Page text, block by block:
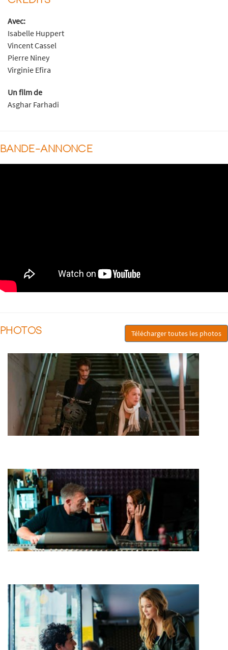
Avec:
Isabelle Huppert
Vincent Cassel
Pierre Niney
Virginie Efira
Un film de
Asghar Farhadi
BANDE-ANNONCE
PHOTOS Télécharger toutes les photos